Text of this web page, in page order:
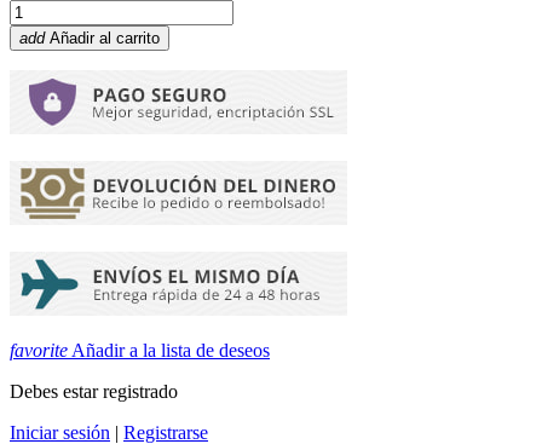
add Añadir al carrito
favorite Añadir a la lista de deseos
Debes estar registrado
Iniciar sesión | Registrarse